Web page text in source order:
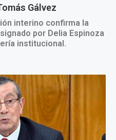
Gálvez
interino confirma la
por Delia Espinoza
institucional.